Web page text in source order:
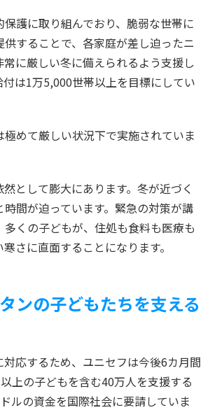
護に取り組んでおり、脆弱な世帯に
することで、各家庭が差し迫ったニ
に厳しい冬に備えられるよう支援し
付は1万5,000世帯以上を目標にしてい
極めて厳しい状況下で実施されていま
として膨大にあります。冬が近づく
時間が迫っています。緊急の対策が講
多くの子どもが、住処も食料も医療も
さに直面することになります。
ンの子どもたちを支える
対応するため、ユニセフは今後6カ月間
上の子どもを含む40万人を支援する
ルの資金を国際社会に要請していま